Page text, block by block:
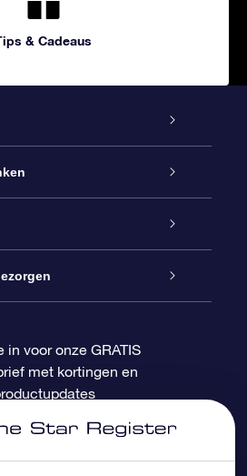
& Cadeaus
sterrenpagina
in voor onze GRATIS
met kortingen en